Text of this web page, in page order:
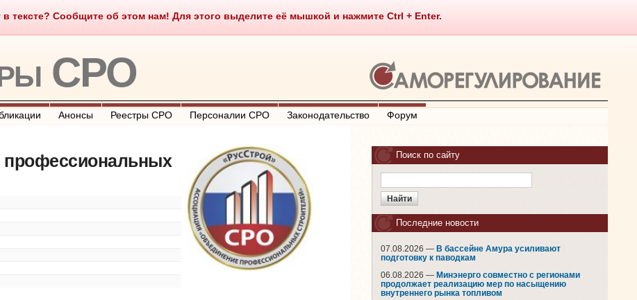
в тексте? Сообщите об этом нам! Для этого выделите её мышкой и нажмите Ctrl + Enter.
Что такое СРО О портале Контакты Полезные ссылки
СРО
Анонсы Реестры СРО Персоналии СРО Законодательство Форум
профессиональных
Поиск по сайту
Последние новости
07.08.2026 — В бассейне Амура усиливают
подготовку к паводкам
06.08.2026 — Минэнерго совместно с регионами
продолжает реализацию мер по насыщению
внутреннего рынка топливом